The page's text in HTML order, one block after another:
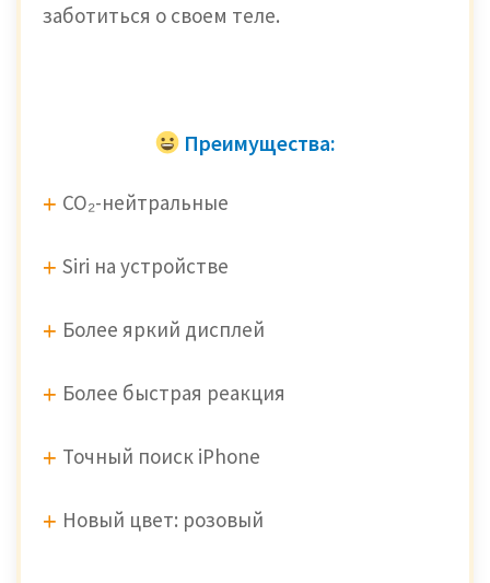
заботиться о своем теле.
Преимущества:
CO₂-нейтральные
Siri на устройстве
Более яркий дисплей
Более быстрая реакция
Точный поиск iPhone
Новый цвет: розовый